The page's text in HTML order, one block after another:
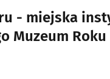
- miejska
Muzeum